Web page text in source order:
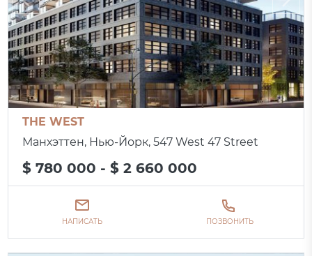
THE WEST
Манхэттен, Нью-Йорк, 547 West 47 Street
$ 780 000 - $ 2 660 000
НАПИСАТЬ ПОЗВОНИТЬ